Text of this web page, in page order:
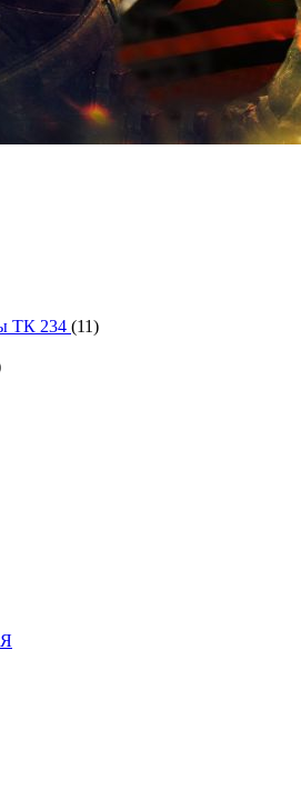
ТК 234 (11)